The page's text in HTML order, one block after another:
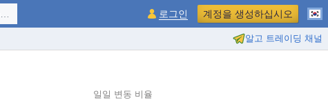
알고 트레이딩 채널
로그인 계정을 생성하십시오
일일 변동 비율